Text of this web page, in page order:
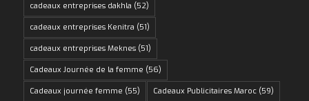
cadeaux entreprises dakhla (52)
cadeaux entreprises Kenitra (51)
cadeaux entreprises Meknes(51)
Cadeaux Journée de la femme (56)
Cadeaux journée femme (55) Cadeaux Publicitaires Maroc(59)